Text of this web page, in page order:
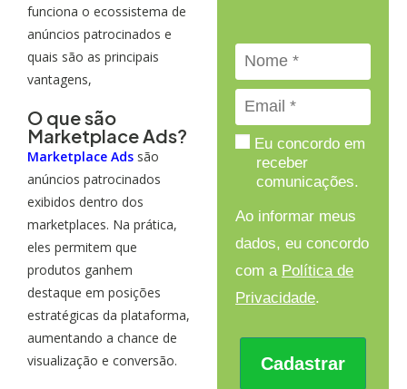
funciona o ecossistema de
anúncios patrocinados e
quais são as principais
vantagens,
O que são
Marketplace Ads?
Marketplace Ads são
anúncios patrocinados
exibidos dentro dos
marketplaces. Na prática,
eles permitem que
produtos ganhem
destaque em posições
estratégicas da plataforma,
aumentando a chance de
visualização e conversão.
Eu concordo em
receber
comunicações.
Ao informar meus
dados, eu concordo
com a Política de
Privacidade.
Cadastrar